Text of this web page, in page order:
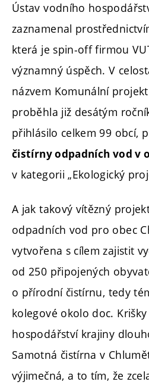
Ústav vodního
zaznamenal
která je spin-off firmou
významný úspěch. V
názvem Komunální
proběhla již desátým
přihlásilo celkem 99 obcí,
čistírny odpadních vod v
v kategorii „Ekologický
A jak takový vítězný
odpadních vod pro obec
vytvořena s cílem zajistit
od 250 připojených
o přírodní čistírnu, tedy
kolegové okolo doc.
hospodářství krajiny
Samotná čistírna v
výjimečná, a to tím, že